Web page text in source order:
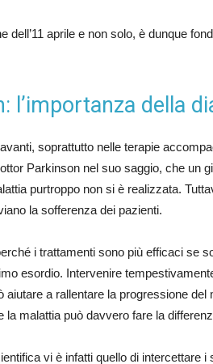
dell’11 aprile e non solo, è dunque
l’importanza della
soprattutto nelle terapie
Parkinson nel suo saggio, che un
purtroppo non si è realizzata.
la sofferenza dei pazienti.
i trattamenti sono più efficaci se
esordio. Intervenire
aiutare a rallentare la progressione
la malattia può davvero fare la
vi è infatti quello di intercettare i